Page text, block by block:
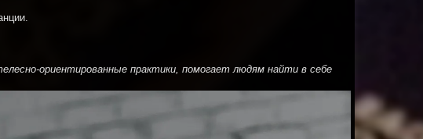
ориентированные практики, помогает людям найти в себе